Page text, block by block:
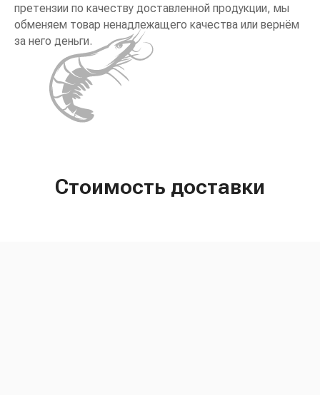
претензии по качеству доставленной продукции, мы
обменяем товар ненадлежащего качества или вернём
за него деньги.
Стоимость доставки